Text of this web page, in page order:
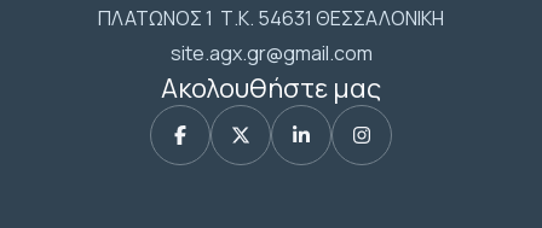
ΠΛΑΤΩΝΟΣ 1 Τ.Κ. 54631 ΘΕΣΣΑΛΟΝΙΚΗ
site.agx.gr@gmail.com
Ακολουθήστε μας